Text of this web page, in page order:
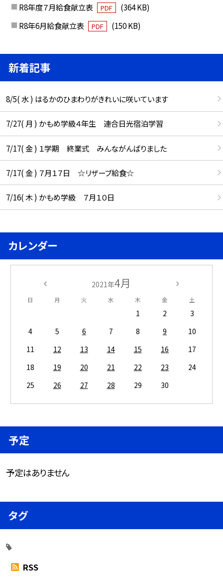
R8年度７月給食献立表 PDF
(364 KB)
R8年6月給食献立表
PDF (150 KB)
新着記事
8/5( 水 ) はるかのひまわりがきれいに咲いています
7/27( 月 ) かもめ学級４年生 連合日光宿泊学習
7/17( 金 ) １学期 終業式 みんながんばりました
7/17( 金 ) ７月１７日 ☆リザーブ給食☆
7/16( 木 ) かもめ学級 ７月１０日
カレンダー
2021年4月
日 月 火 水 木 金 土
1 2
3
4
5 6 7 8 9
10
11
12 13 14 15 16
17
18
19 20 21 22 23
24
25
26 27 28 29 30
予定
予定はありません
タグ
RSS